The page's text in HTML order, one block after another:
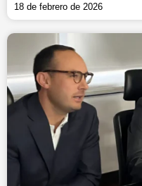
18 de febrero de 2026